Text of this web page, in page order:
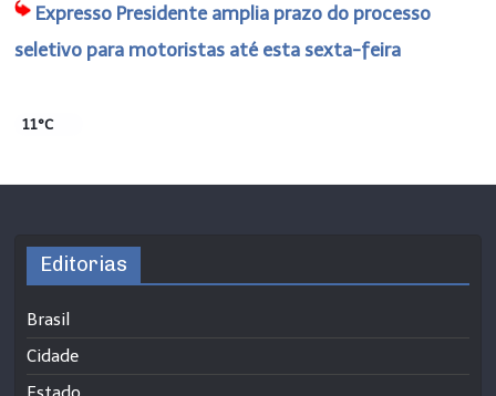
Expresso Presidente amplia prazo do processo
seletivo para motoristas até esta sexta-feira
11°C
Editorias
Brasil
Cidade